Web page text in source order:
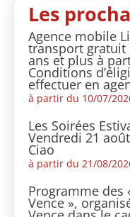
Les
Agence mobile
transport gratuit
ans et plus à
Conditions
effectuer en
à partir du 10/07/
Les Soirées
Vendredi 21
Ciao
à partir du 21/08/
Programme des
Vence »,